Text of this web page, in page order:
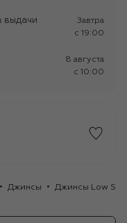
выдачи
Завтра
c 19:00
8 августа
c 10:00
Джинсы Джинсы Low